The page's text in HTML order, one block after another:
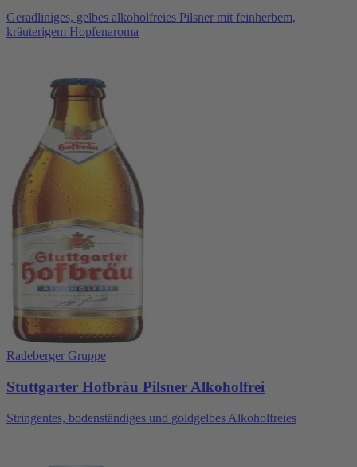
Geradliniges, gelbes alkoholfreies Pilsner mit feinherbem,
kräuterigem Hopfenaroma
Radeberger Gruppe
Stuttgarter Hofbräu Pilsner Alkoholfrei
Stringentes, bodenständiges und goldgelbes Alkoholfreies